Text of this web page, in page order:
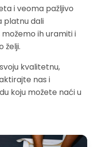
i veoma pažljivo
platnu dali
ih uramiti i
želji.
kvalitetnu,
nas i
koju možete naći u